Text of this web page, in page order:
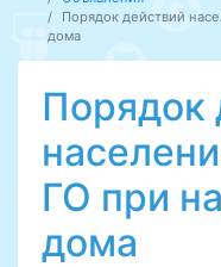
Порядок действий
дома
Порядок
ГО при
дома